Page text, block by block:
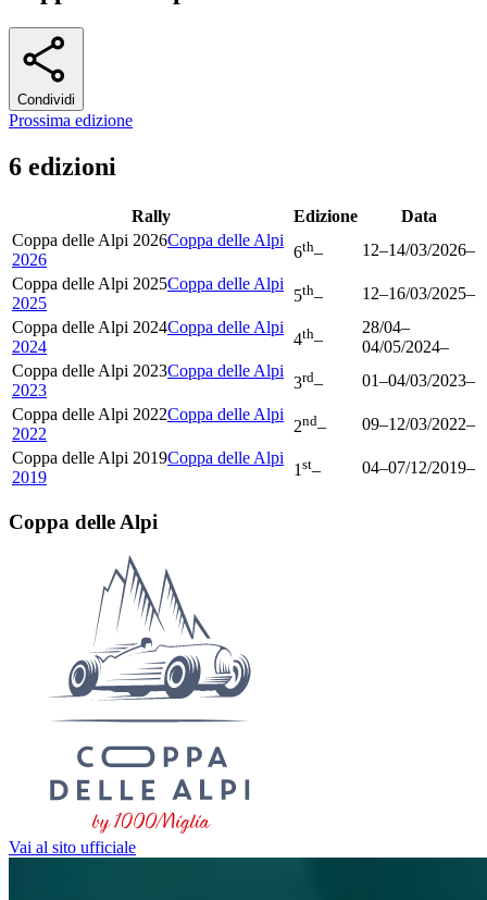
Condividi
Prossima edizione
6 edizioni
Rally Edizione
Data
Coppa delle Alpi 2026Coppa delle Alpi
2026
6th– 12–14/03/2026–
Coppa delle Alpi 2025Coppa delle Alpi
2025
5th– 12–16/03/2025–
Coppa delle Alpi 2024Coppa delle Alpi
2024
4th–
28/04–
04/05/2024–
Coppa delle Alpi 2023Coppa delle Alpi
2023
3rd– 01–04/03/2023–
Coppa delle Alpi 2022Coppa delle Alpi
2022
2nd– 09–12/03/2022–
Coppa delle Alpi 2019Coppa delle Alpi
2019
1 st– 04–07/12/2019–
Coppa delle Alpi
Vai al sito ufficiale